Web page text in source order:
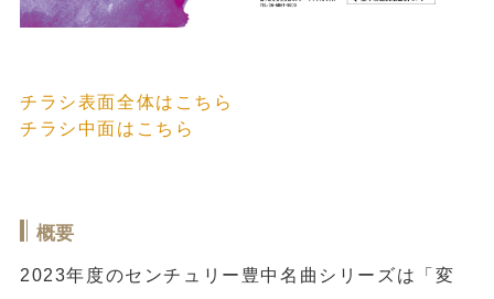
チラシ表面全体はこちら
チラシ中面はこちら
概要
2023年度のセンチュリー豊中名曲シリーズは「変